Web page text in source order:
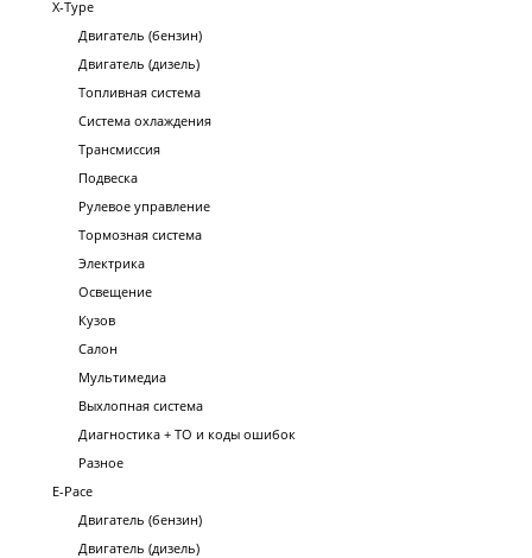
X-Type
Двигатель (бензин)
Двигатель (дизель)
Топливная система
Система охлаждения
Трансмиссия
Подвеска
Рулевое управление
Тормозная система
Электрика
Освещение
Кузов
Салон
Мультимедиа
Выхлопная система
Диагностика + ТО и коды ошибок
Разное
E-Pace
Двигатель (бензин)
Двигатель (дизель)